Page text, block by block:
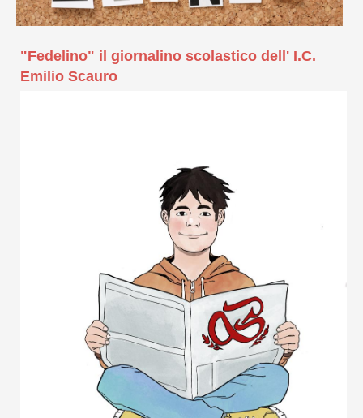
"Fedelino" il giornalino scolastico dell' I.C.
Emilio Scauro